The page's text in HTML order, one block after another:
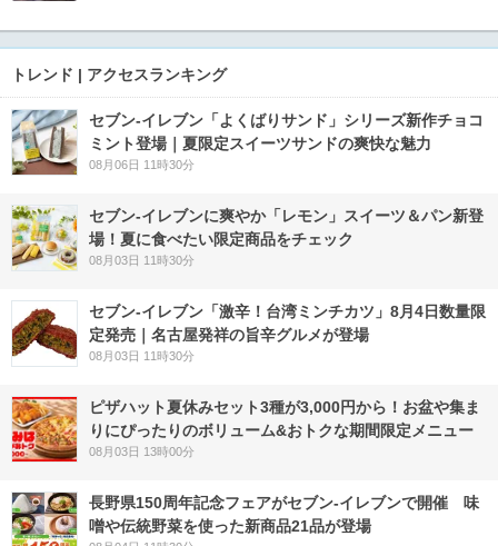
トレンド | アクセスランキング
セブン‐イレブン「よくばりサンド」シリーズ新作チョコ
ミント登場｜夏限定スイーツサンドの爽快な魅力
08月06日 11時30分
セブン‐イレブンに爽やか「レモン」スイーツ＆パン新登
場！夏に食べたい限定商品をチェック
08月03日 11時30分
セブン-イレブン「激辛！台湾ミンチカツ」8月4日数量限
定発売｜名古屋発祥の旨辛グルメが登場
08月03日 11時30分
ピザハット夏休みセット3種が3,000円から！お盆や集ま
りにぴったりのボリューム&おトクな期間限定メニュー
08月03日 13時00分
長野県150周年記念フェアがセブン-イレブンで開催 味
噌や伝統野菜を使った新商品21品が登場